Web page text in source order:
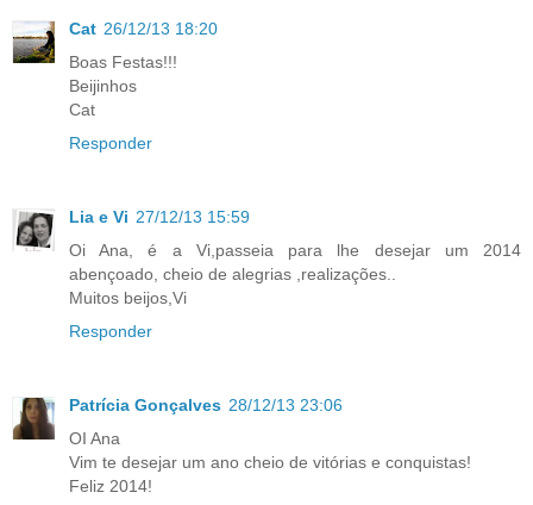
Cat 26/12/13 18:20
Boas Festas!!!
Beijinhos
Cat
Responder
Lia e Vi 27/12/13 15:59
Oi Ana, é a Vi,passeia para lhe desejar um 2014
abençoado, cheio de alegrias ,realizações..
Muitos beijos,Vi
Responder
Patrícia Gonçalves 28/12/13 23:06
OI Ana
Vim te desejar um ano cheio de vitórias e conquistas!
Feliz 2014!